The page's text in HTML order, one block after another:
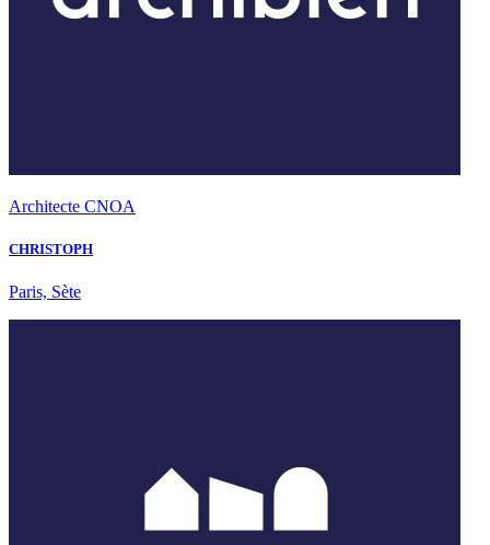
Architecte CNOA
CHRISTOPH
Paris, Sète